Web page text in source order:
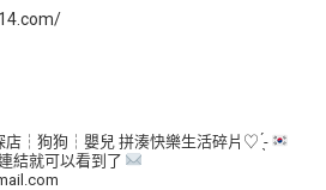
店┆狗狗┆嬰兒 拼湊快樂生活碎片♡ ̖́-
結就可以看到了